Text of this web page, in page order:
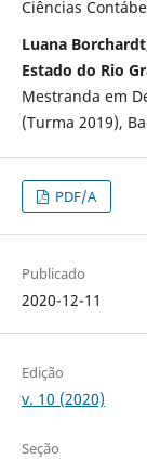
Ciências
Luana
Estado do Rio
Mestranda em
(Turma 2019),
PDF/A
Publicado
2020-12-11
Edição
v. 10 (2020)
Seção